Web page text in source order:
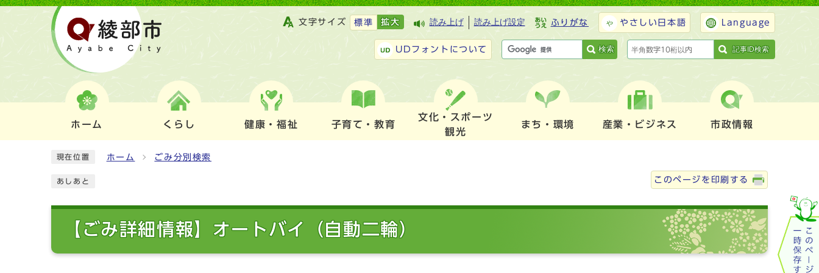
文字サイズ 標準 拡大 読み上げ 読み上げ設定 ふりがな やさしい日本語 Language
UDフォントについて 検索 記事ID検索
ホーム くらし 健康・福祉 子育て・教育
文化・スポーツ
観光
まち・環境 産業・ビジネス 市政情報
現在位置 ホーム ごみ分別検索
あしあと このページを印刷する
【ごみ詳細情報】オートバイ（自動二輪）